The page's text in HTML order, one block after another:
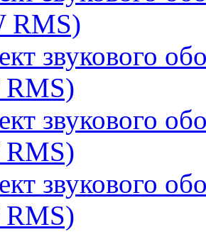
RMS)
звукового
звукового
звукового